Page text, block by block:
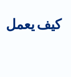
كيف يعمل